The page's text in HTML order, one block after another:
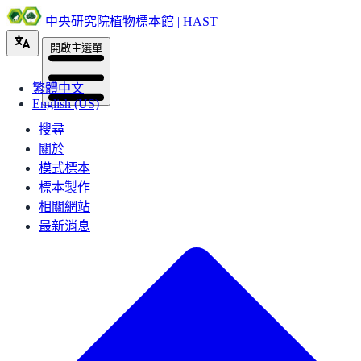
中央研究院植物標本館 | HAST
繁體中文
English (US)
開啟主選單
搜尋
關於
模式標本
標本製作
相關網站
最新消息